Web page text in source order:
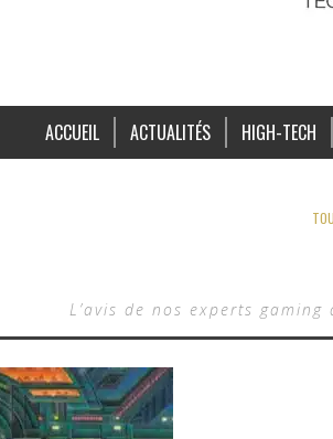
ACCUEIL ACTUALITÉS HIGH-TECH
L’avis de nos experts